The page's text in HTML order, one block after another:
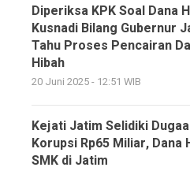
Diperiksa KPK Soal Dana
Kusnadi Bilang Gubernur
Tahu Proses Pencairan
Hibah
20 Juni 2025 - 12:51 WIB
Kejati Jatim Selidiki
Korupsi Rp65 Miliar, Dana
SMK di Jatim